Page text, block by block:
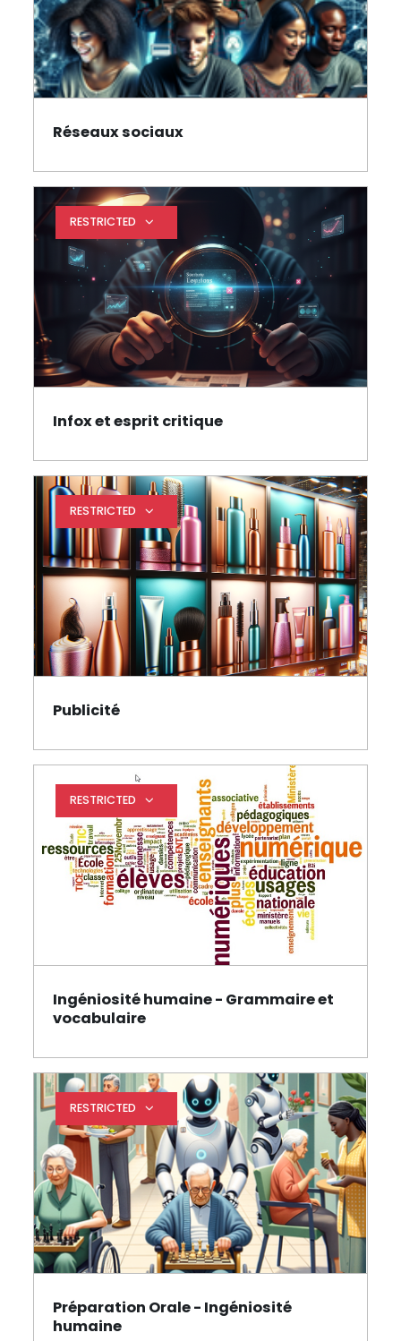
Réseaux sociaux
RESTRICTED
Infox et esprit critique
RESTRICTED Expand restrictions
Publicité
RESTRICTED Expand restrictions
Ingéniosité humaine - Grammaire et
vocabulairePage
RESTRICTED Expand restrictions
Préparation Orale - Ingéniosité
humainePage